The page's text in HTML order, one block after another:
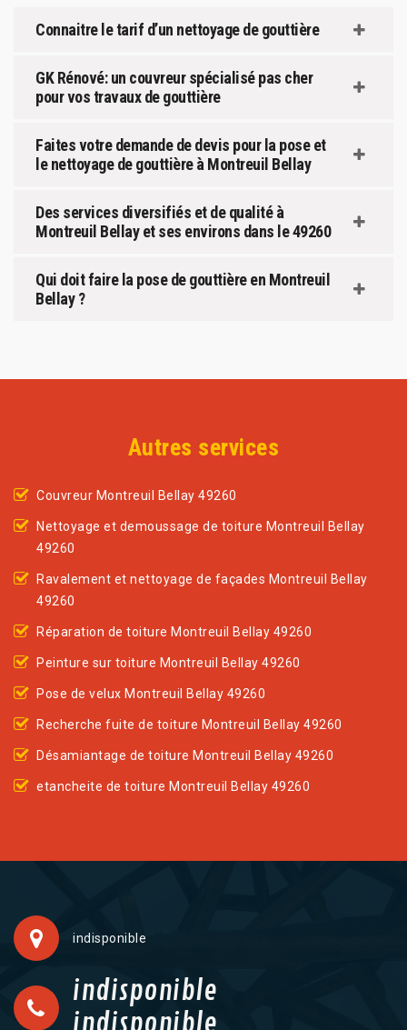
Connaitre le tarif d’un nettoyage de gouttière
GK Rénové: un couvreur spécialisé pas cher
pour vos travaux de gouttière
Faites votre demande de devis pour la pose et
le nettoyage de gouttière à Montreuil Bellay
Des services diversifiés et de qualité à
Montreuil Bellay et ses environs dans le 49260
Qui doit faire la pose de gouttière en Montreuil
Bellay ?
Autres services
Couvreur Montreuil Bellay 49260
Nettoyage et demoussage de toiture Montreuil Bellay
49260
Ravalement et nettoyage de façades Montreuil Bellay
49260
Réparation de toiture Montreuil Bellay 49260
Peinture sur toiture Montreuil Bellay 49260
Pose de velux Montreuil Bellay 49260
Recherche fuite de toiture Montreuil Bellay 49260
Désamiantage de toiture Montreuil Bellay 49260
etancheite de toiture Montreuil Bellay 49260
indisponible
indisponible